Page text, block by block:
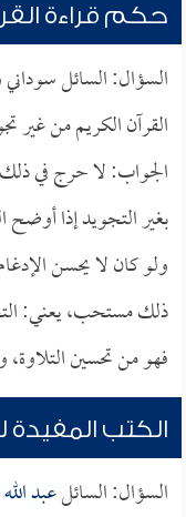
حكم قراءة
السؤال: السائل
القرآن الكريم من غير
الجواب: لا حرج في ذلك،
بغير التجويد إذا
ولو كان لا يحسن
ذلك مستحب، يعني:
فهو من تحسين
الكتب
السؤال: السائلعبد